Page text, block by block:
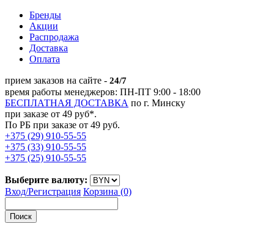
Бренды
Акции
Распродажа
Доставка
Оплата
прием заказов на сайте - 24/7
время работы менеджеров: ПН-ПТ 9:00 - 18:00
БЕСПЛАТНАЯ ДОСТАВКА по г. Минску
при заказе от 49 руб*.
По РБ при заказе от 49 руб.
+375 (29) 910-55-55
+375 (33) 910-55-55
+375 (25) 910-55-55
Выберите валюту:
Вход/Регистрация Корзина (0)
Поиск